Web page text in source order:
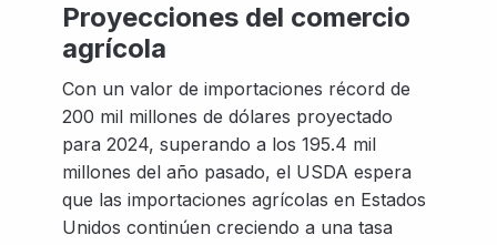
Proyecciones del comercio
agrícola
Con un valor de importaciones récord de
200 mil millones de dólares proyectado
para 2024, superando a los 195.4 mil
millones del año pasado, el USDA espera
que las importaciones agrícolas en Estados
Unidos continúen creciendo a una tasa